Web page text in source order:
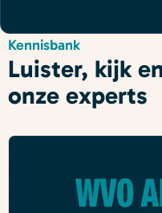
Kennisbank
Luister, kijk
onze experts